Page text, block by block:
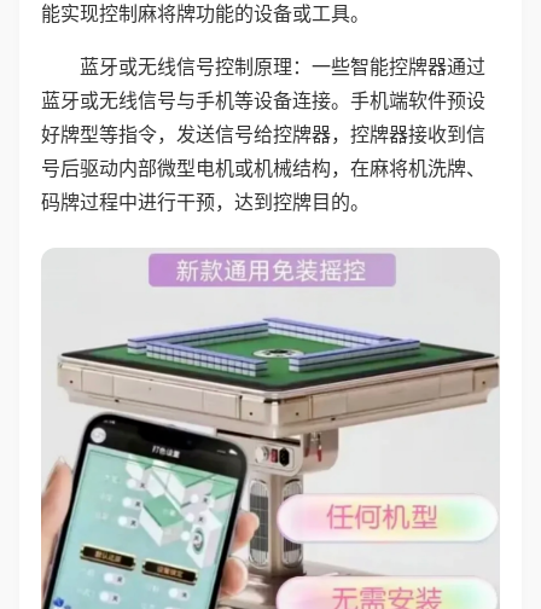
能实现控制麻将牌功能的设备或工具。
蓝牙或无线信号控制原理：一些智能控牌器通过
蓝牙或无线信号与手机等设备连接。手机端软件预设
好牌型等指令，发送信号给控牌器，控牌器接收到信
号后驱动内部微型电机或机械结构，在麻将机洗牌、
码牌过程中进行干预，达到控牌目的。